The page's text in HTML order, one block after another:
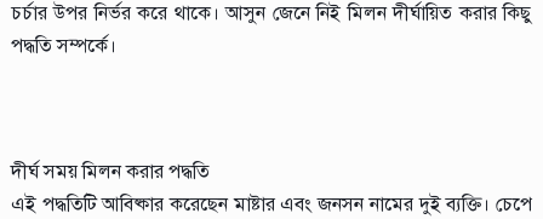
চর্চার উপর নির্ভর করে থাকে। আসুন জেনে নিই মিলন দীর্ঘায়িত করার কিছু
পদ্ধতি সম্পর্কে।
দীর্ঘ সময় মিলন করার পদ্ধতি
এই পদ্ধতিটি আবিষ্কার করেছেন মাষ্টার এবং জনসন নামের দুই ব্যক্তি। চেপে